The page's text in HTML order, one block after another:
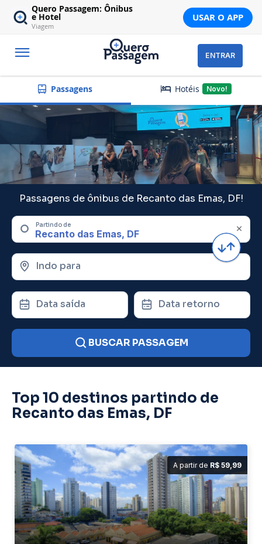
Quero Passagem: Ônibus
e Hotel
Viagem
USAR O APP
ENTRAR
Passagens Hotéis Novo!
Passagens de ônibus de Recanto das Emas, DF!
Partindo de
Indo para
Data saída Data retorno
BUSCAR PASSAGEM
Top 10 destinos partindo de
Recanto das Emas, DF
A partir de R$ 59,99